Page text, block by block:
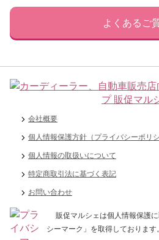
よくあるご
会社概要
個人情報保護方針（プライバシーポリシ
個人情報の取扱いについて
特定商取引法に基づく表記
お問い合わせ
販促マルシェは個人情報保護
シーマーク」を取得しております。